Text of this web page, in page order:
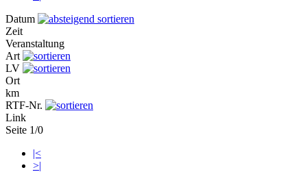
Datum
Zeit
Veranstaltung
Art
LV
Ort
km
RTF-Nr.
Link
Seite 1/0
|<
>|